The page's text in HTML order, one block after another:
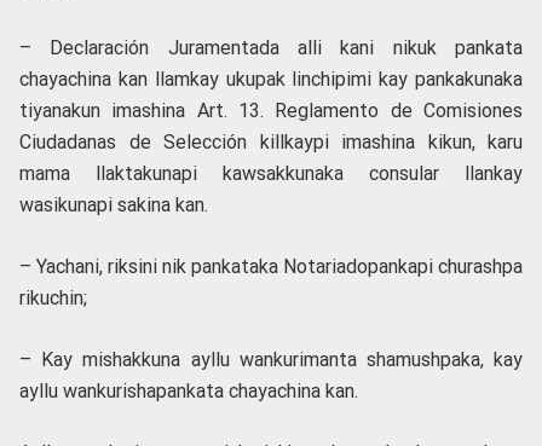
– Declaración Juramentada alli kani nikuk pankata
chayachina kan llamkay ukupak linchipimi kay pankakunaka
tiyanakun imashina Art. 13. Reglamento de Comisiones
Ciudadanas de Selección killkaypi imashina kikun, karu
mama llaktakunapi kawsakkunaka consular llankay
wasikunapi sakina kan.
– Yachani, riksini nik pankataka Notariadopankapi churashpa
rikuchin;
– Kay mishakkuna ayllu wankurimanta shamushpaka, kay
ayllu wankurishapankata chayachina kan.